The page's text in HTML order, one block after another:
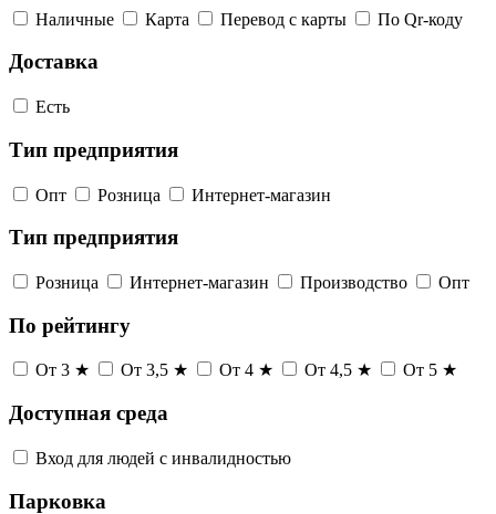
Наличные Карта Перевод с карты По Qr-коду
Доставка
Есть
Тип предприятия
Опт Розница Интернет-магазин
Тип предприятия
Розница Интернет-магазин Производство Опт
По рейтингу
От 3 ★ От 3,5 ★ От 4 ★ От 4,5 ★ От 5 ★
Доступная среда
Вход для людей с инвалидностью
Парковка